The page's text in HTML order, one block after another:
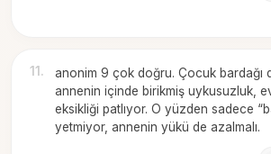
11 .
anonim 9 çok doğru. Çocuk bardağı
annenin içinde birikmiş uykusuzluk,
eksikliği patlıyor. O yüzden sadece
yetmiyor, annenin yükü de azalmalı.